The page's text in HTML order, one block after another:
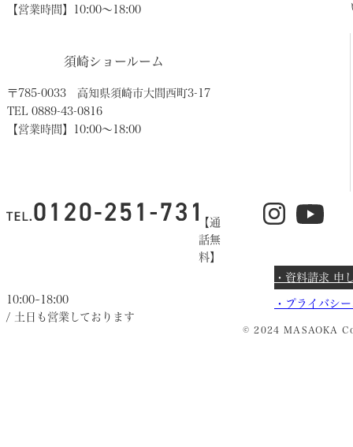
【営業時間】10:00〜18:00
須崎ショールーム
〒785-0033 高知県須崎市大間西町3-17
TEL 0889-43-0816
【営業時間】10:00〜18:00
【通
話無
料】
10:00~18:00
/ 土日も営業しております
・資料請求 申
・ プライバシ
© 2024 MASAOKA